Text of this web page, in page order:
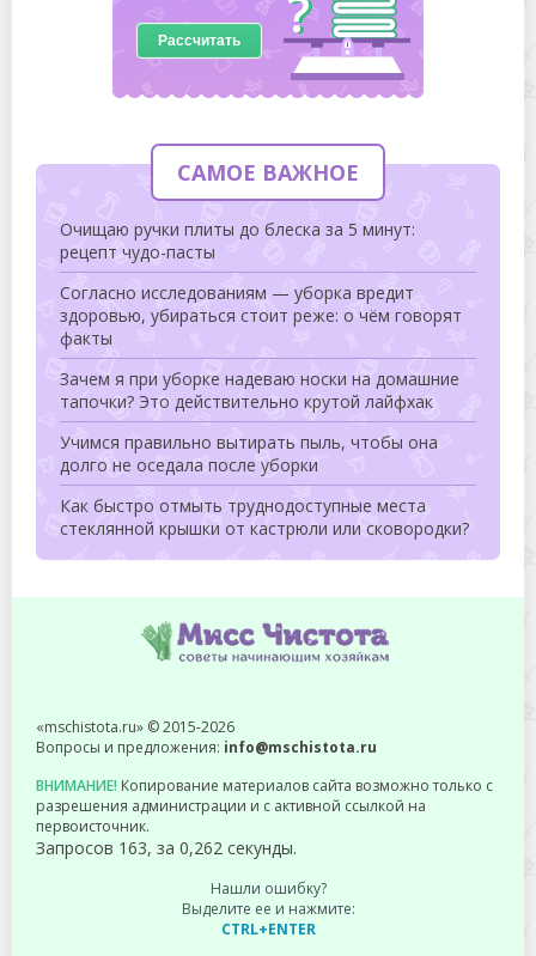
Рассчитать
САМОЕ ВАЖНОЕ
Очищаю ручки плиты до блеска за 5 минут:
рецепт чудо-пасты
Согласно исследованиям — уборка вредит
здоровью, убираться стоит реже: о чём говорят
факты
Зачем я при уборке надеваю носки на домашние
тапочки? Это действительно крутой лайфхак
Учимся правильно вытирать пыль, чтобы она
долго не оседала после уборки
Как быстро отмыть труднодоступные места
стеклянной крышки от кастрюли или сковородки?
«mschistota.ru» © 2015-2026
Вопросы и предложения: info@mschistota.ru
ВНИМАНИЕ! Копирование материалов сайта возможно только с
разрешения администрации и с активной ссылкой на
первоисточник.
Запросов 163, за 0,262 секунды.
Нашли ошибку?
Выделите ее и нажмите:
CTRL+ENTER